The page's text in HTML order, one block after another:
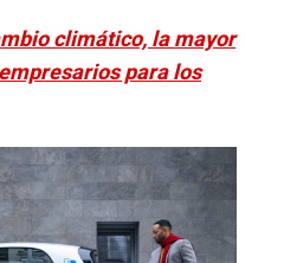
climático, la mayor
para los